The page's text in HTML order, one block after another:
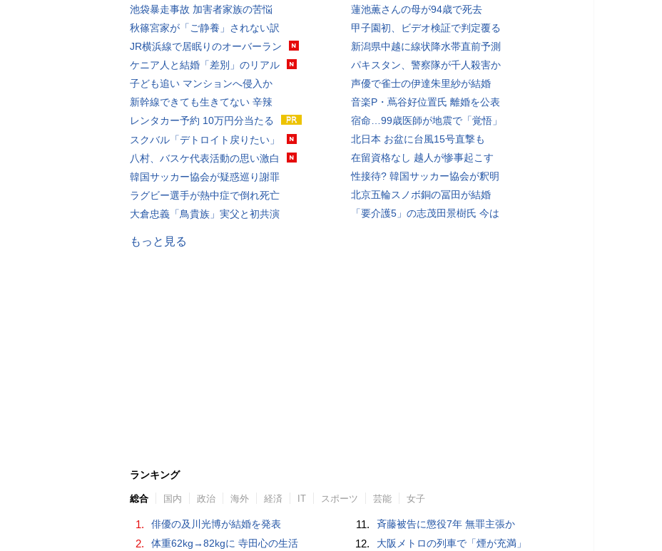
池袋暴走事故 加害者家族の苦悩
秋篠宮家が「ご静養」されない訳
JR横浜線で居眠りのオーバーラン
ケニア人と結婚「差別」のリアル
子ども追い マンションへ侵入か
新幹線できても生きてない 辛辣
レンタカー予約 10万円分当たる
スクバル「デトロイト戻りたい」
八村、バスケ代表活動の思い激白
韓国サッカー協会が疑惑巡り謝罪
ラグビー選手が熱中症で倒れ死亡
大倉忠義「鳥貴族」実父と初共演
蓮池薫さんの母が94歳で死去
甲子園初、ビデオ検証で判定覆る
新潟県中越に線状降水帯直前予測
パキスタン、警察隊が千人殺害か
声優で雀士の伊達朱里紗が結婚
音楽P・蔦谷好位置氏 離婚を公表
宿命…99歳医師が地震で「覚悟」
北日本 お盆に台風15号直撃も
在留資格なし 越人が惨事起こす
性接待? 韓国サッカー協会が釈明
北京五輪スノボ銅の冨田が結婚
「要介護5」の志茂田景樹氏 今は
もっと見る
ランキング
総合 国内 政治 海外 経済 IT スポーツ 芸能 女子
1. 俳優の及川光博が結婚を発表
2. 体重62kg→82kgに 寺田心の生活
11. 斉藤被告に懲役7年 無罪主張か
12. 大阪メトロの列車で「煙が充満」